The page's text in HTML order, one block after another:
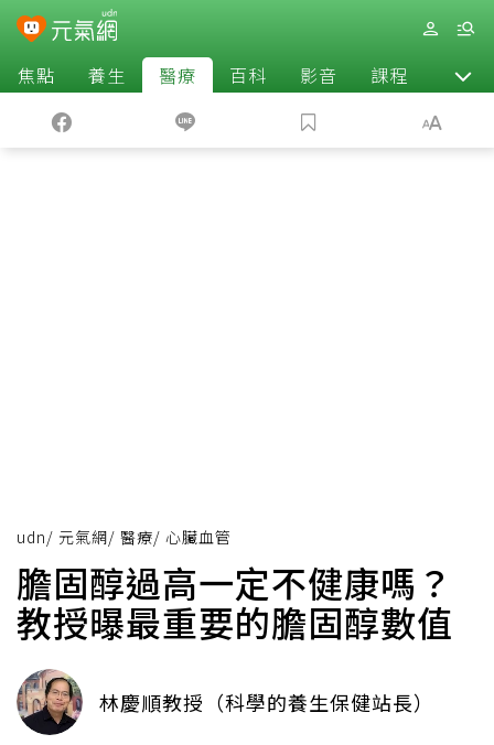
焦點 養生 醫療 百科 影音 課程 退休
udn/ 元氣網/ 醫療/ 心臟血管
膽固醇過高一定不健康嗎？
教授曝最重要的膽固醇數值
林慶順教授（科學的養生保健站長）